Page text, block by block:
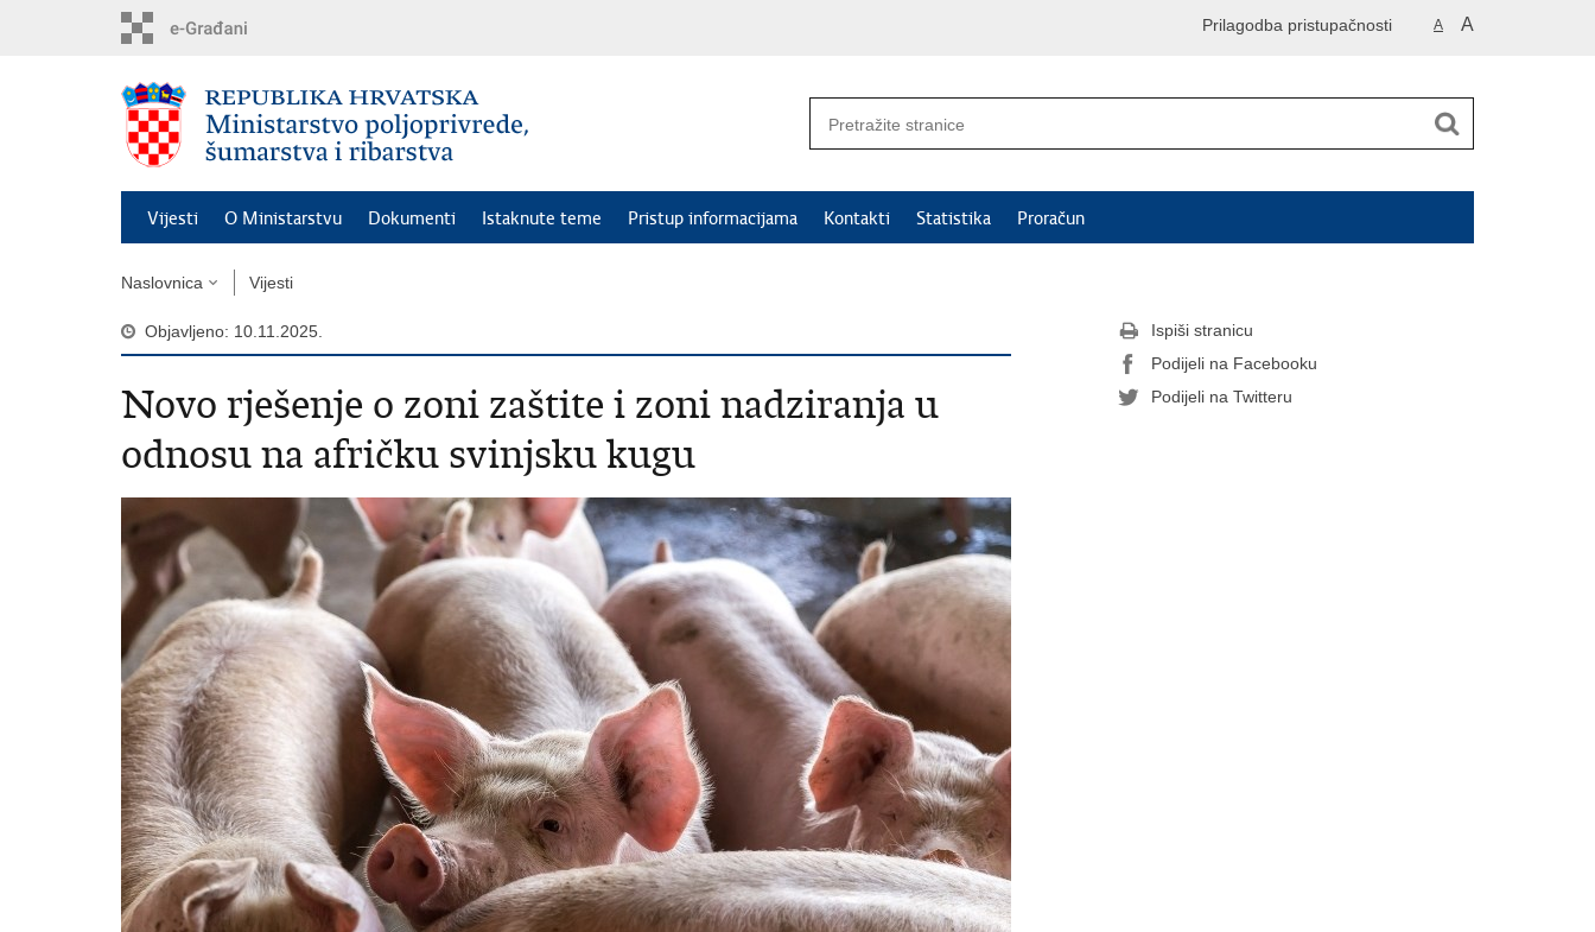
A A
Prilagodba pristupačnosti
Vijesti O Ministarstvu Dokumenti Istaknute teme Pristup informacijama Kontakti Statistika Proračun
Naslovnica Vijesti
Objavljeno: 10.11.2025.
Novo rješenje o zoni zaštite i zoni nadziranja u
odnosu na afričku svinjsku kugu
Ispiši stranicu
Podijeli na Facebooku
Podijeli na Twitteru